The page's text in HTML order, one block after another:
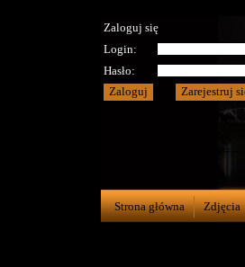
Zaloguj się
Login:
Hasło:
Strona główna Zdjęcia